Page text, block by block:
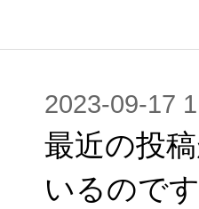
2023-09-17
最近の投
いるので